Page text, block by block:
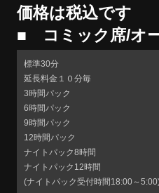
価格は税込です
■ コミック席/オ
標準30分
延長料金１０分毎
3時間パック
6時間パック
9時間パック
12時間パック
ナイトパック8時間
ナイトパック12時間
(ナイトパック受付時間18:00～